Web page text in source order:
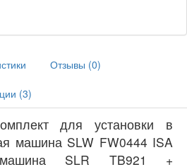
Отзывы (0)
(3)
для установки в
машина SLW FW0444 ISA
SLR TB921 +